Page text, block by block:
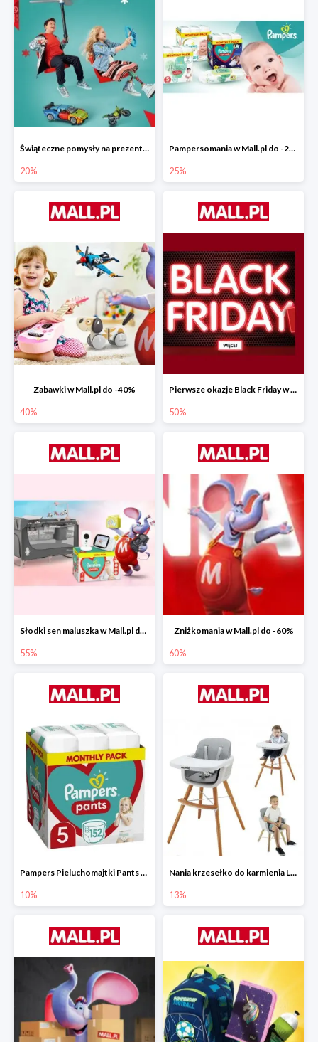
Świąteczne pomysły na prezenty od LEGO w Mall.pl do -20%
20%
Pampersomania w Mall.pl do -25%
25%
Zabawki w Mall.pl do -40%
40%
Pierwsze okazje Black Friday w Mall.pl do -50%
50%
Słodki sen maluszka w Mall.pl do -55%
55%
Zniżkomania w Mall.pl do -60%
60%
Pampers Pieluchomajtki Pants 5 (12-17 kg) 152 szt.
10%
Nania krzesełko do karmienia LUNA 2w1
13%